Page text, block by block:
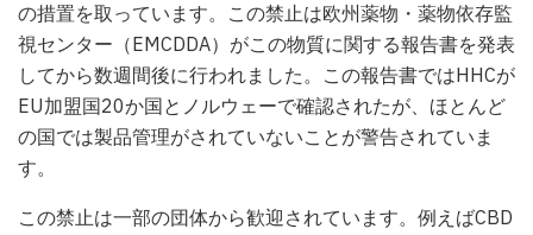
の措置を取っています。この禁止は欧州薬物・薬物依存監
視センター（EMCDDA）がこの物質に関する報告書を発表
してから数週間後に行われました。この報告書ではHHCが
EU加盟国20か国とノルウェーで確認されたが、ほとんど
の国では製品管理がされていないことが警告されていま
す。
この禁止は一部の団体から歓迎されています。例えばCBD